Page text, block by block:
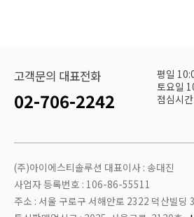
고객문의 대표전화
02-706-2242
평일
토요일
점심시
(주)아이에스티솔루션 대표이사 : 송대진
사업자 등록번호 : 106-86-55511
주소 : 서울 구로구 서해안로 2322 덕산빌딩